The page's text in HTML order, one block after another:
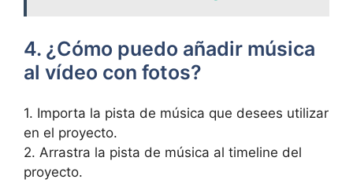
4. ¿Cómo puedo añadir‌ música
⁤al⁤ vídeo con fotos?
1. Importa la pista de música ⁣que desees utilizar
‌en el ⁢proyecto.
2. Arrastra la pista⁤ de ⁤música al timeline del
proyecto.